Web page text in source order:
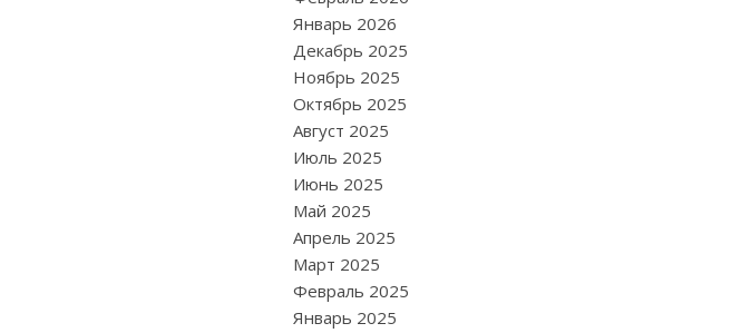
Январь 2026
Декабрь 2025
Ноябрь 2025
Октябрь 2025
Август 2025
Июль 2025
Июнь 2025
Май 2025
Апрель 2025
Март 2025
Февраль 2025
Январь 2025